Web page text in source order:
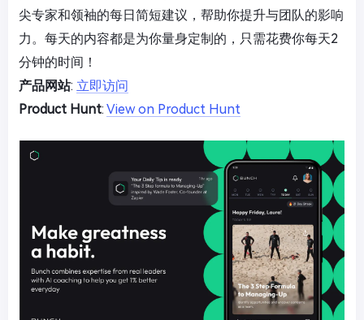
尖专家和领袖的每日简短建议，帮助你提升与团队的影响
力。每天的内容都是为你量身定制的，只需花费你每天2
分钟的时间！
产品网站: 立即访问
Product Hunt: View on Product Hunt